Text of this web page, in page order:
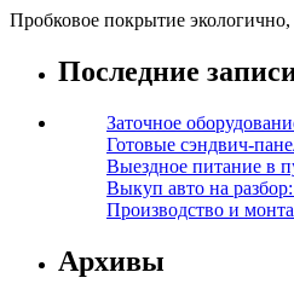
Пробковое покрытие
Последние
Заточное
Готовые сэндвич-
Выездное питание в
Выкуп авто на
Производство и
Архивы